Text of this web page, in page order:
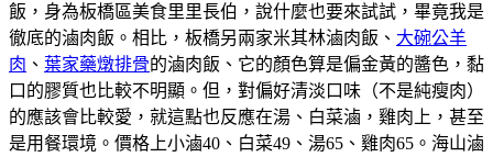
飯，身為板橋區美食里里長伯，說什麼也要來試試，畢竟我是
徹底的滷肉飯。相比，板橋另兩家米其林滷肉飯、 大碗公羊
肉 、 葉家藥燉排骨的滷肉飯、它的顏色算是偏金黃的醬色，黏
口的膠質也比較不明顯。但，對偏好清淡口味（不是純瘦肉）
的應該會比較愛，就這點也反應在湯、白菜滷，雞肉上，甚至
是用餐環境。價格上小滷40、白菜49、湯65、雞肉65。海山滷